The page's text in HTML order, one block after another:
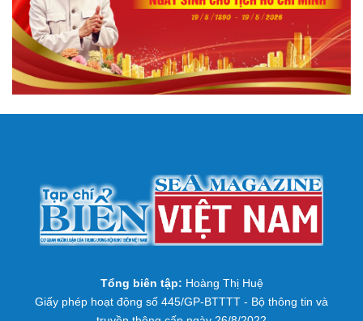
Tổng biên tập: Hoàng Thị Huệ
Giấy phép hoạt động số 445/GP-BTTTT - Bộ thông tin và